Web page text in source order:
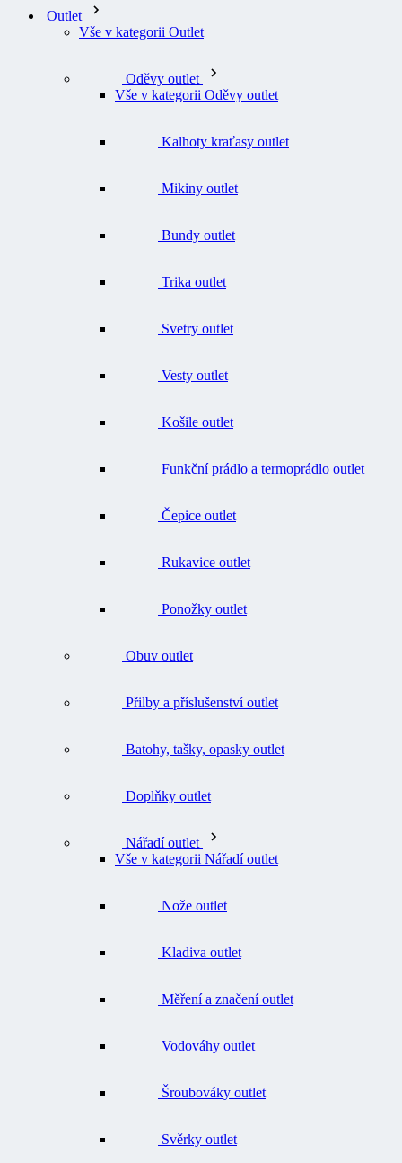
Outlet
Vše v kategorii Outlet
Vše v kategorii Oděvy outlet
Vše v kategorii Nářadí outlet